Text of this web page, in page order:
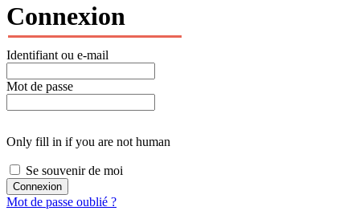
Connexion
Identifiant ou e-mail
Mot de passe
Only fill in if you are not human
Se souvenir de moi
Mot de passe oublié ?